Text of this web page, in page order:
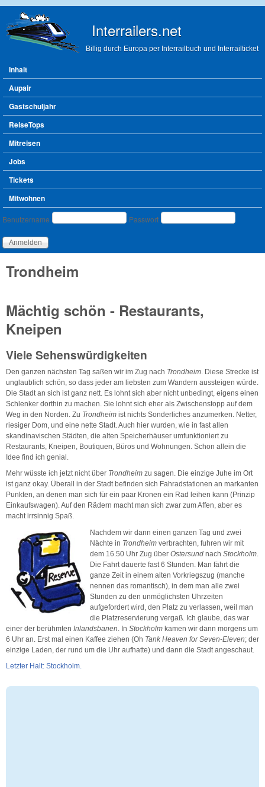
Interrailers.net
Billig durch Europa per Interrailbuch und Interrailticket
Hauptmenü
Inhalt
Aupair
Gastschuljahr
ReiseTops
Mitreisen
Jobs
Tickets
Mitwohnen
Benutzeranmeldung
Benutzername Passwort
Trondheim
Mächtig schön - Restaurants,
Kneipen
Viele Sehenswürdigkeiten
Den ganzen nächsten Tag saßen wir im Zug nach Trondheim . Diese Strecke ist
unglaublich schön, so dass jeder am liebsten zum Wandern aussteigen würde.
Die Stadt an sich ist ganz nett. Es lohnt sich aber nicht unbedingt, eigens einen
Schlenker dorthin zu machen. Sie lohnt sich eher als Zwischenstopp auf dem
Weg in den Norden. Zu Trondheim ist nichts Sonderliches anzumerken. Netter,
riesiger Dom, und eine nette Stadt. Auch hier wurden, wie in fast allen
skandinavischen Städten, die alten Speicherhäuser umfunktioniert zu
Restaurants, Kneipen, Boutiquen, Büros und Wohnungen. Schon allein die
Idee find ich genial.
Mehr wüsste ich jetzt nicht über Trondheim zu sagen. Die einzige Juhe im Ort
ist ganz okay. Überall in der Stadt befinden sich Fahradstationen an markanten
Punkten, an denen man sich für ein paar Kronen ein Rad leihen kann (Prinzip
Einkaufswagen). Auf den Rädern macht man sich zwar zum Affen, aber es
macht irrsinnig Spaß.
Nachdem wir dann einen ganzen Tag und zwei
Nächte in Trondheim verbrachten, fuhren wir mit
dem 16.50 Uhr Zug über Östersund nach Stockholm.
Die Fahrt dauerte fast 6 Stunden. Man fährt die
ganze Zeit in einem alten Vorkriegszug (manche
nennen das romantisch), in dem man alle zwei
Stunden zu den unmöglichsten Uhrzeiten
aufgefordert wird, den Platz zu verlassen, weil man
die Platzreservierung vergaß. Ich glaube, das war
einer der berühmten Inlandsbanen. In Stockholm kamen wir dann morgens um
6 Uhr an. Erst mal einen Kaffee ziehen (Oh Tank Heaven for Seven-Eleven; der
einzige Laden, der rund um die Uhr aufhatte) und dann die Stadt angeschaut.
Letzter Halt: Stockholm.